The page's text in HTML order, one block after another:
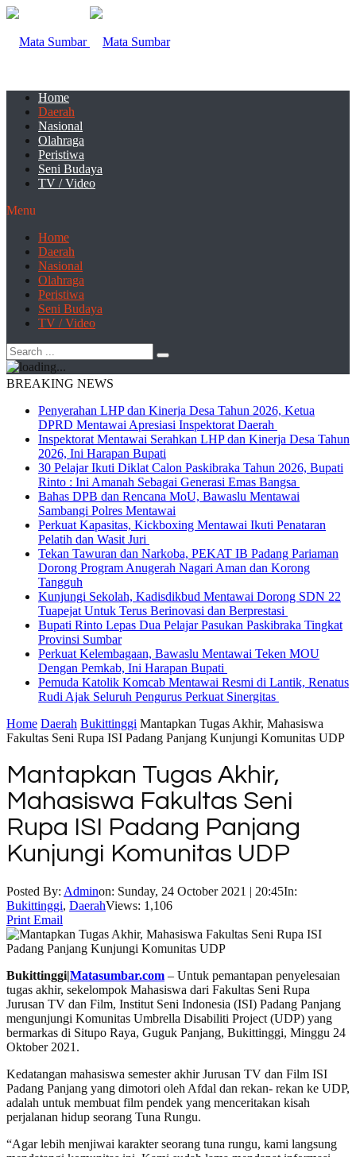
Home
Daerah
Nasional
Olahraga
Peristiwa
Seni Budaya
TV / Video
Menu
Home
Daerah
Nasional
Olahraga
Peristiwa
Seni Budaya
TV / Video
BREAKING NEWS
Penyerahan LHP dan Kinerja Desa Tahun 2026, Ketua
DPRD Mentawai Apresiasi Inspektorat Daerah
Inspektorat Mentawai Serahkan LHP dan Kinerja Desa Tahun
2026, Ini Harapan Bupati
30 Pelajar Ikuti Diklat Calon Paskibraka Tahun 2026, Bupati
Rinto : Ini Amanah Sebagai Generasi Emas Bangsa
Bahas DPB dan Rencana MoU, Bawaslu Mentawai
Sambangi Polres Mentawai
Perkuat Kapasitas, Kickboxing Mentawai Ikuti Penataran
Pelatih dan Wasit Juri
Tekan Tawuran dan Narkoba, PEKAT IB Padang Pariaman
Dorong Program Anugerah Nagari Aman dan Korong
Tangguh
Kunjungi Sekolah, Kadisdikbud Mentawai Dorong SDN 22
Tuapejat Untuk Terus Berinovasi dan Berprestasi
Bupati Rinto Lepas Dua Pelajar Pasukan Paskibraka Tingkat
Provinsi Sumbar
Perkuat Kelembagaan, Bawaslu Mentawai Teken MOU
Dengan Pemkab, Ini Harapan Bupati
Pemuda Katolik Komcab Mentawai Resmi di Lantik, Renatus
Rudi Ajak Seluruh Pengurus Perkuat Sinergitas
Home Daerah Bukittinggi Mantapkan Tugas Akhir, Mahasiswa
Fakultas Seni Rupa ISI Padang Panjang Kunjungi Komunitas UDP
Mantapkan Tugas Akhir,
Mahasiswa Fakultas Seni
Rupa ISI Padang Panjang
Kunjungi Komunitas UDP
Posted By: Adminon: Sunday, 24 October 2021 | 20:45In:
Bukittinggi, DaerahViews: 1,106
Print Email
Bukittinggi|Matasumbar.com – Untuk pemantapan penyelesaian
tugas akhir, sekelompok Mahasiswa dari Fakultas Seni Rupa
Jurusan TV dan Film, Institut Seni Indonesia (ISI) Padang Panjang
mengunjungi Komunitas Umbrella Disabiliti Project (UDP) yang
bermarkas di Situpo Raya, Guguk Panjang, Bukittinggi, Minggu 24
Oktober 2021.
Kedatangan mahasiswa semester akhir Jurusan TV dan Film ISI
Padang Panjang yang dimotori oleh Afdal dan rekan- rekan ke UDP,
adalah untuk membuat film pendek yang menceritakan kisah
perjalanan hidup seorang Tuna Rungu.
“Agar lebih menjiwai karakter seorang tuna rungu, kami langsung